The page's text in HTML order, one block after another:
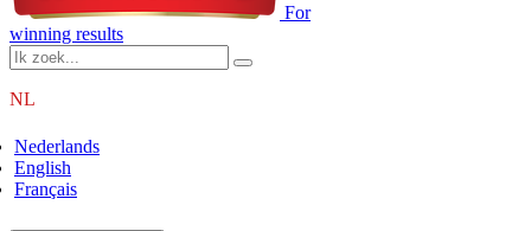
For
winning results
NL
Nederlands
English
Français